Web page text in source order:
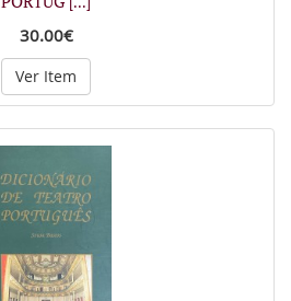
30.00€
Ver Item